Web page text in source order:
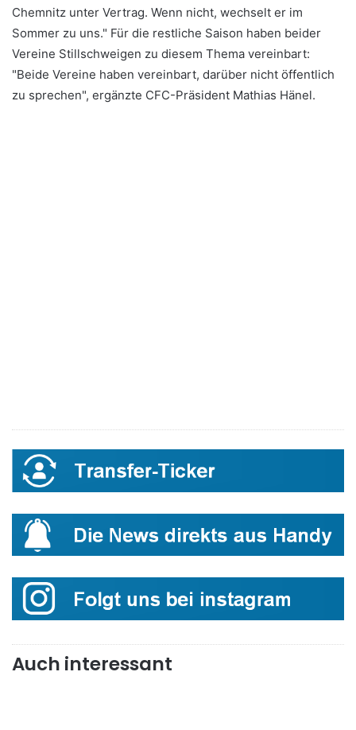
Chemnitz unter Vertrag. Wenn nicht, wechselt er im
Sommer zu uns." Für die restliche Saison haben beider
Vereine Stillschweigen zu diesem Thema vereinbart:
"Beide Vereine haben vereinbart, darüber nicht öffentlich
zu sprechen", ergänzte CFC-Präsident Mathias Hänel.
Auch interessant